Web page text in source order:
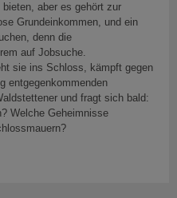
aber es gehört zur
Grundeinkommen, und ein
denn die
auf Jobsuche.
sie ins Schloss, kämpft gegen
entgegenkommenden
und fragt sich bald:
Welche Geheimnisse